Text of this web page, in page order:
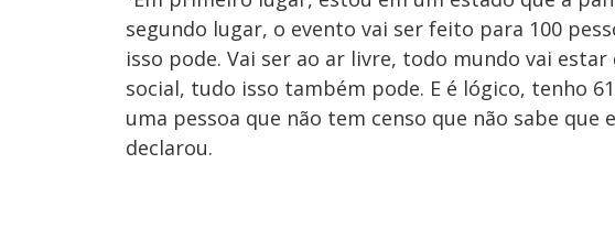
a
o
s
M
u
segundo lugar, o evento vai ser feito para 100
isso pode. Vai ser ao ar livre, todo mundo vai
social, tudo isso também pode. E é lógico, tenho
uma pessoa que não tem censo que não sabe
declarou.